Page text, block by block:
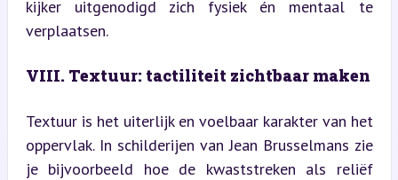
kijker uitgenodigd zich fysiek én mentaal te
verplaatsen.
VIII. Textuur: tactiliteit zichtbaar maken
Textuur is het uiterlijk en voelbaar karakter van het
oppervlak. In schilderijen van Jean Brusselmans zie
je bijvoorbeeld hoe de kwaststreken als reliëf